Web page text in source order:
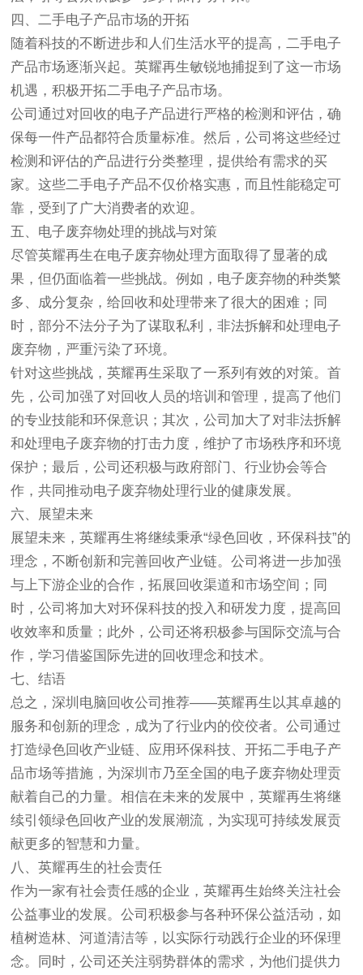
四、二手电子产品市场的开拓
随着科技的不断进步和人们生活水平的提高，二手电子
产品市场逐渐兴起。英耀再生敏锐地捕捉到了这一市场
机遇，积极开拓二手电子产品市场。
公司通过对回收的电子产品进行严格的检测和评估，确
保每一件产品都符合质量标准。然后，公司将这些经过
检测和评估的产品进行分类整理，提供给有需求的买
家。这些二手电子产品不仅价格实惠，而且性能稳定可
靠，受到了广大消费者的欢迎。
五、电子废弃物处理的挑战与对策
尽管英耀再生在电子废弃物处理方面取得了显著的成
果，但仍面临着一些挑战。例如，电子废弃物的种类繁
多、成分复杂，给回收和处理带来了很大的困难；同
时，部分不法分子为了谋取私利，非法拆解和处理电子
废弃物，严重污染了环境。
针对这些挑战，英耀再生采取了一系列有效的对策。首
先，公司加强了对回收人员的培训和管理，提高了他们
的专业技能和环保意识；其次，公司加大了对非法拆解
和处理电子废弃物的打击力度，维护了市场秩序和环境
保护；最后，公司还积极与政府部门、行业协会等合
作，共同推动电子废弃物处理行业的健康发展。
六、展望未来
展望未来，英耀再生将继续秉承“绿色回收，环保科技”的
理念，不断创新和完善回收产业链。公司将进一步加强
与上下游企业的合作，拓展回收渠道和市场空间；同
时，公司将加大对环保科技的投入和研发力度，提高回
收效率和质量；此外，公司还将积极参与国际交流与合
作，学习借鉴国际先进的回收理念和技术。
七、结语
总之，深圳电脑回收公司推荐——英耀再生以其卓越的
服务和创新的理念，成为了行业内的佼佼者。公司通过
打造绿色回收产业链、应用环保科技、开拓二手电子产
品市场等措施，为深圳市乃至全国的电子废弃物处理贡
献着自己的力量。相信在未来的发展中，英耀再生将继
续引领绿色回收产业的发展潮流，为实现可持续发展贡
献更多的智慧和力量。
八、英耀再生的社会责任
作为一家有社会责任感的企业，英耀再生始终关注社会
公益事业的发展。公司积极参与各种环保公益活动，如
植树造林、河道清洁等，以实际行动践行企业的环保理
念。同时，公司还关注弱势群体的需求，为他们提供力